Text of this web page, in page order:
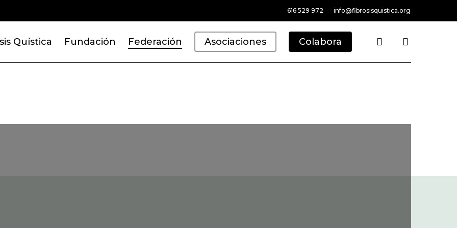
616 529 972 info@fibrosisquistica.org
Quística Fundación Federación Asociaciones Colabora search